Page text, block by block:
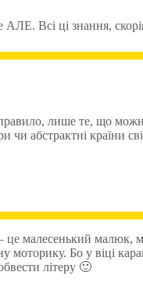
Всі ці знання, скоріш
лише те, що
чи абстрактні країни
малесенький малюк,
моторику. Бо у віці
літеру 🙂